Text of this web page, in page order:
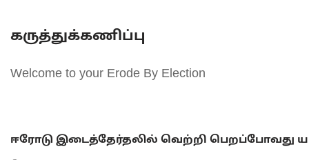
கருத்துக்கணிப்பு
Welcome to your Erode By Election
ஈரோடு இடைத்தேர்தலில் வெற்றி பெறப்போவது